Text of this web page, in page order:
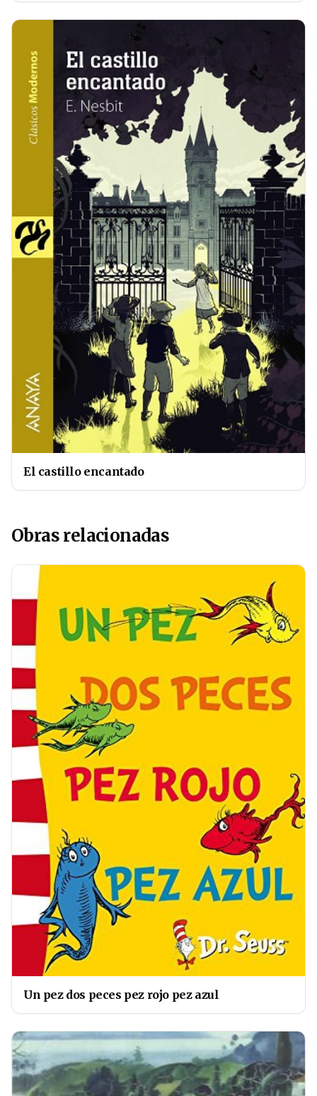
El castillo encantado
Obras relacionadas
Un pez dos peces pez rojo pez azul